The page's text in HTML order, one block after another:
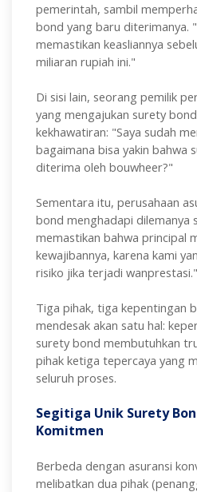
pemerintah, sambil
bond yang baru diterimanya.
memastikan keasliannya
miliaran rupiah ini."
Di sisi lain, seorang pemilik
yang mengajukan surety
kekhawatiran: "Saya sudah
bagaimana bisa yakin bahwa
diterima oleh bouwheer?"
Sementara itu, perusahaan
bond menghadapi dilemanya
memastikan bahwa principal
kewajibannya, karena kami
risiko jika terjadi wanprestasi."
Tiga pihak, tiga kepentingan
mendesak akan satu hal:
surety bond membutuhkan
pihak ketiga tepercaya yang
seluruh proses.
Segitiga Unik Surety
Komitmen
Berbeda dengan asuransi
melibatkan dua pihak